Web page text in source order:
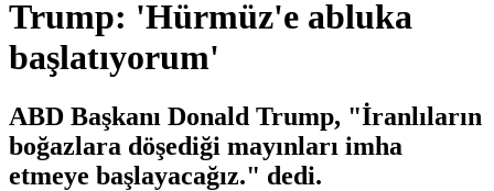
Trump: 'Hürmüz'e abluka
başlatıyorum'
ABD Başkanı Donald Trump, "İranlıların
boğazlara döşediği mayınları imha
etmeye başlayacağız." dedi.